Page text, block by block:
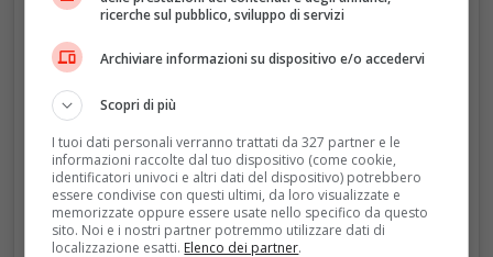
Un post condiviso da Vanity Fair (@vanityfair)
ricerche sul pubblico, sviluppo di servizi
Archiviare informazioni su dispositivo e/o accedervi
Scopri di più
I tuoi dati personali verranno trattati da 327 partner e le
informazioni raccolte dal tuo dispositivo (come cookie,
identificatori univoci e altri dati del dispositivo) potrebbero
essere condivise con questi ultimi, da loro visualizzate e
memorizzate oppure essere usate nello specifico da questo
sito. Noi e i nostri partner potremmo utilizzare dati di
localizzazione esatti. Elenco dei partner.